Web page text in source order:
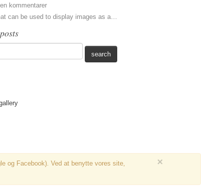
kommentarer
can be used to display images as a…
×
og Facebook). Ved at benytte vores site,